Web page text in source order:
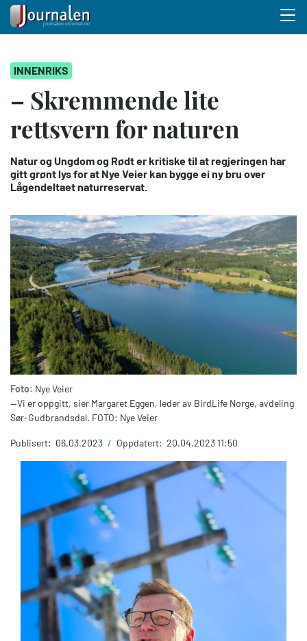
hovedinnhold
INNENRIKS
– Skremmende lite
rettsvern for naturen
Natur og Ungdom og Rødt er kritiske til at regjeringen har
gitt grønt lys for at Nye Veier kan bygge ei ny bru over
Lågendeltaet naturreservat.
Foto: Nye Veier
—Vi er oppgitt, sier Margaret Eggen, leder av BirdLife Norge, avdeling
Sør-Gudbrandsdal. FOTO: Nye Veier
Publisert: 06.03.2023 / Oppdatert: 20.04.2023 11:50